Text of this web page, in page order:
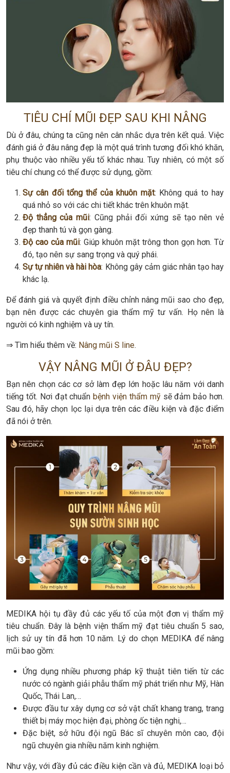
TIÊU CHÍ MŨI ĐẸP SAU KHI NÂNG
Dù ở đâu, chúng ta cũng nên cân nhắc dựa trên kết quả. Việc
đánh giá ở đâu nâng đẹp là một quá trình tương đối khó khăn,
phụ thuộc vào nhiều yếu tố khác nhau. Tuy nhiên, có một số
tiêu chí chung có thể được sử dụng, gồm:
Sự cân đối tổng thể của khuôn mặt: Không quá to hay
quá nhỏ so với các chi tiết khác trên khuôn mặt.
Độ thẳng của mũi: Cũng phải đối xứng sẽ tạo nên vẻ
đẹp thanh tú và gọn gàng.
Độ cao của mũi: Giúp khuôn mặt trông thon gọn hơn. Từ
đó, tạo nên sự sang trọng và quý phái.
Sự tự nhiên và hài hòa: Không gây cảm giác nhân tạo hay
khác lạ.
Để đánh giá và quyết định điều chỉnh nâng mũi sao cho đẹp,
bạn nên được các chuyên gia thẩm mỹ tư vấn. Họ nên là
người có kinh nghiệm và uy tín.
⇒ Tìm hiểu thêm về: Nâng mũi S line.
VẬY NÂNG MŨI Ở ĐÂU ĐẸP?
Bạn nên chọn các cơ sở làm đẹp lớn hoặc lâu năm với danh
tiếng tốt. Nơi đạt chuẩnbệnh viện thẩm mỹsẽ đảm bảo hơn.
Sau đó, hãy chọn lọc lại dựa trên các điều kiện và đặc điểm
đã nói ở trên.
MEDIKA hội tụ đầy đủ các yếu tố của một đơn vị thẩm mỹ
tiêu chuẩn. Đây là bệnh viện thẩm mỹ đạt tiêu chuẩn 5 sao,
lịch sử uy tín đã hơn 10 năm. Lý do chọn MEDIKA để nâng
mũi bao gồm:
Ứng dụng nhiều phương pháp kỹ thuật tiên tiến từ các
nước có ngành giải phẫu thẩm mỹ phát triển như Mỹ, Hàn
Quốc, Thái Lan,…
Được đầu tư xây dựng cơ sở vật chất khang trang, trang
thiết bị máy mọc hiện đại, phòng ốc tiện nghi,…
Đặc biệt, sở hữu đội ngũ Bác sĩ chuyên môn cao, đội
ngũ chuyên gia nhiều năm kinh nghiệm.
Như vậy, với đầy đủ các điều kiện cần và đủ, MEDIKA loại bỏ